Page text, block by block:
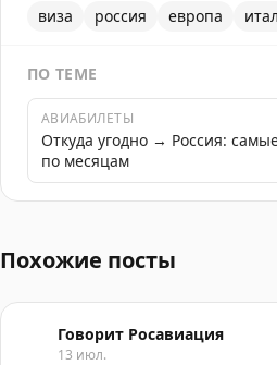
виза россия европа
ПО ТЕМЕ
АВИАБИЛЕТЫ
Откуда угодно → Россия:
по месяцам
Похожие посты
Говорит Росавиация
13 июл.